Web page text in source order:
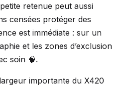
retenue peut aussi
censées protéger des
est immédiate : sur un
et les zones d’exclusion
soin 🧠.
importante du X420